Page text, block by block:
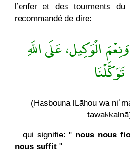
l’enfer et des tourments
recommandé de dire:
الْوَكِيل، عَلَى اللَّهِ
تَوَكَّلْنَا
(Hasbouna lLāhou wa
qui signifie: " nous nous
nous suffit"